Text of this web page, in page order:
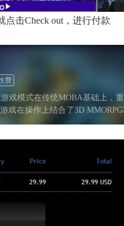
击Check out，进行付款
费
戏模式在传统MOBA基础上，
戏在操作上结合了3D MMORPG